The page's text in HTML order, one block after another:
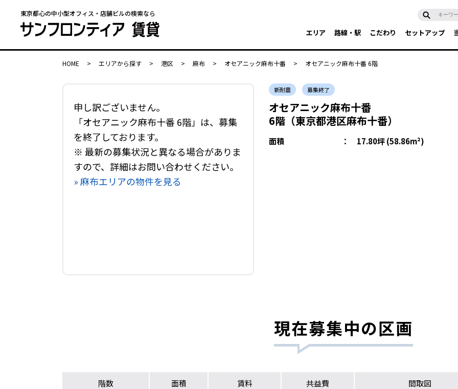
東京都心の中小型オフィス・店舗ビルの検索なら
エリア 路線・駅 こだわり セットアップ
HOME > エリアから探す > 港区 > 麻布 > オセアニック麻布十番 > オセアニック麻布十番 6階
申し訳ございません。
「オセアニック麻布十番 6階」は、募集
を終了しております。
※ 最新の募集状況と異なる場合がありま
すので、詳細はお問い合わせください。
» 麻布エリアの物件を見る
新耐震 募集終了
オセアニック麻布十番
6階（東京都港区麻布十番）
面積 ： 17.80坪 (58.86m²)
現在募集中の区画
階数 面積 賃料 共益費 間取図